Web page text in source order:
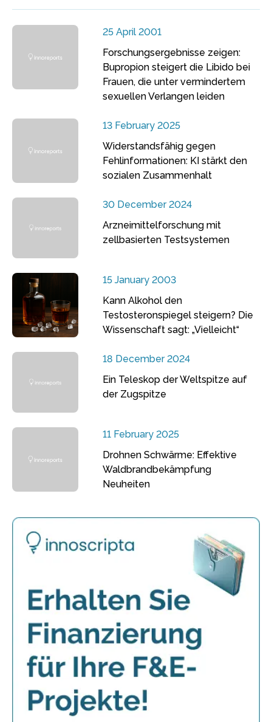
25 April 2001
Forschungsergebnisse zeigen:
Bupropion steigert die Libido bei
Frauen, die unter vermindertem
sexuellen Verlangen leiden
13 February 2025
Widerstandsfähig gegen
Fehlinformationen: KI stärkt den
sozialen Zusammenhalt
30 December 2024
Arzneimittelforschung mit
zellbasierten Testsystemen
15 January 2003
Kann Alkohol den
Testosteronspiegel steigern? Die
Wissenschaft sagt: „Vielleicht“
18 December 2024
Ein Teleskop der Weltspitze auf
der Zugspitze
11 February 2025
Drohnen Schwärme: Effektive
Waldbrandbekämpfung
Neuheiten